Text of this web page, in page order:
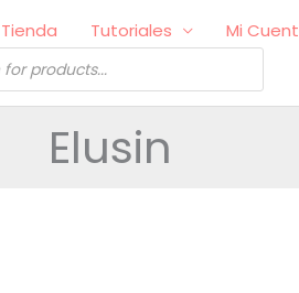
Tienda Tutoriales Mi
Elusin